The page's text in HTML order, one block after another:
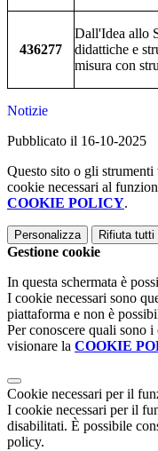
436277
Dall'Idea allo
didattiche e
misura con
Notizie
Pubblicato il 16-10-2025
Questo sito o gli
cookie necessari al
COOKIE POLICY.
Personalizza Rifiuta tutti
Gestione cookie
In questa schermata è
I cookie necessari sono
piattaforma e non è
Per conoscere quali sono
visionare la COOKIE
Cookie necessari per il
I cookie necessari per il
disabilitati. È possibile
policy.